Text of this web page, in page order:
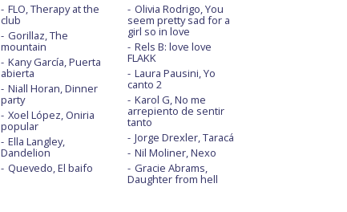
FLO, Therapy at the
club
Gorillaz, The
mountain
Kany García, Puerta
abierta
Niall Horan, Dinner
party
Xoel López, Oniria
popular
Ella Langley,
Dandelion
Quevedo, El baifo
Olivia Rodrigo, You
seem pretty sad for a
girl so in love
Rels B: love love
FLAKK
Laura Pausini, Yo
canto 2
Karol G, No me
arrepiento de sentir
tanto
Jorge Drexler, Taracá
Nil Moliner, Nexo
Gracie Abrams,
Daughter from hell